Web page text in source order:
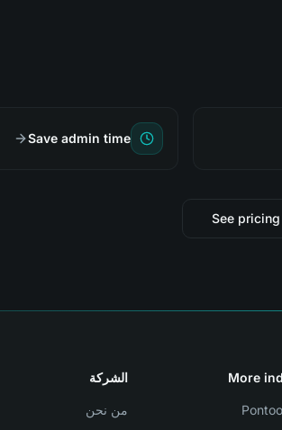
Save admin time
See pricing
More الشركة
من نحن